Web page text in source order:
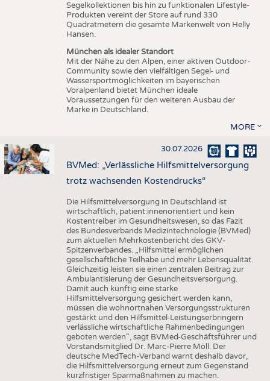
Segelkollektionen bis hin zu funktionalen Lifestyle-
Produkten vereint der Store auf rund 330
Quadratmetern die gesamte Markenwelt von Helly
Hansen.
München als idealer Standort
Mit der Nähe zu den Alpen, einer aktiven Outdoor-
Community sowie den vielfältigen Segel- und
Wassersportmöglichkeiten im bayerischen
Voralpenland bietet München ideale
Voraussetzungen für den weiteren Ausbau der
Marke in Deutschland.
MORE
30.07.2026
BVMed: „Verlässliche Hilfsmittelversorgung
trotz wachsenden Kostendrucks“
Die Hilfsmittelversorgung in Deutschland ist
wirtschaftlich, patient:innenorientiert und kein
Kostentreiber im Gesundheitswesen, so das Fazit
des Bundesverbands Medizintechnologie (BVMed)
zum aktuellen Mehrkostenbericht des GKV-
Spitzenverbandes. „Hilfsmittel ermöglichen
gesellschaftliche Teilhabe und mehr Lebensqualität.
Gleichzeitig leisten sie einen zentralen Beitrag zur
Ambulantisierung der Gesundheitsversorgung.
Damit auch künftig eine starke
Hilfsmittelversorgung gesichert werden kann,
müssen die wohnortnahen Versorgungsstrukturen
gestärkt und den Hilfsmittel-Leistungserbringern
verlässliche wirtschaftliche Rahmenbedingungen
geboten werden“, sagt BVMed-Geschäftsführer und
Vorstandsmitglied Dr. Marc-Pierre Möll. Der
deutsche MedTech-Verband warnt deshalb davor,
die Hilfsmittelversorgung erneut zum Gegenstand
kurzfristiger Sparmaßnahmen zu machen.